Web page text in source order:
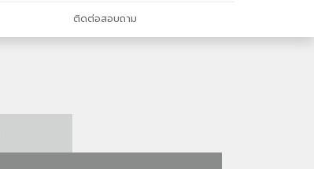
ติดต่อสอบถาม